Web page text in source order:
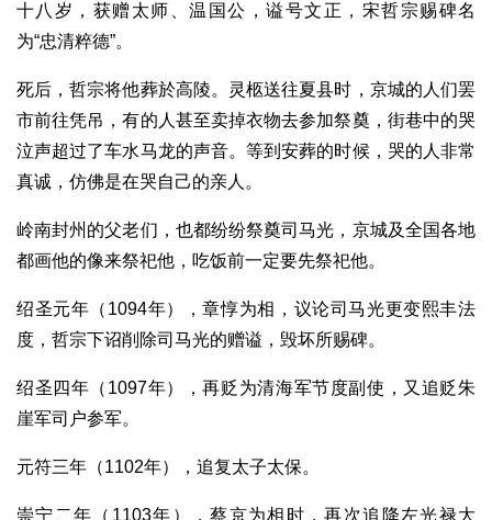
十八岁，获赠太师、温国公，谥号文正，宋哲宗赐碑名
为“忠清粹德”。
死后，哲宗将他葬於高陵。灵柩送往夏县时，京城的人们罢
市前往凭吊，有的人甚至卖掉衣物去参加祭奠，街巷中的哭
泣声超过了车水马龙的声音。等到安葬的时候，哭的人非常
真诚，仿佛是在哭自己的亲人。
岭南封州的父老们，也都纷纷祭奠司马光，京城及全国各地
都画他的像来祭祀他，吃饭前一定要先祭祀他。
绍圣元年（1094年），章惇为相，议论司马光更变熙丰法
度，哲宗下诏削除司马光的赠谥，毁坏所赐碑。
绍圣四年（1097年），再贬为清海军节度副使，又追贬朱
崖军司户参军。
元符三年（1102年），追复太子太保。
崇宁二年（1103年），蔡京为相时，再次追降左光禄大